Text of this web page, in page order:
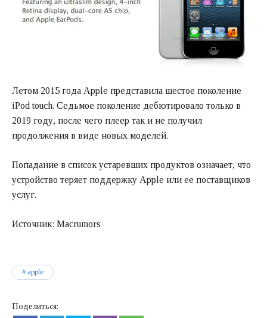
Летом 2015 года Apple представила шестое поколение
iPod touch. Седьмое поколение дебютировало только в
2019 году, после чего плеер так и не получил
продолжения в виде новых моделей.
Попадание в список устаревших продуктов означает, что
устройство теряет поддержку Apple или ее поставщиков
услуг.
Источник: Macrumors
apple
Поделиться: